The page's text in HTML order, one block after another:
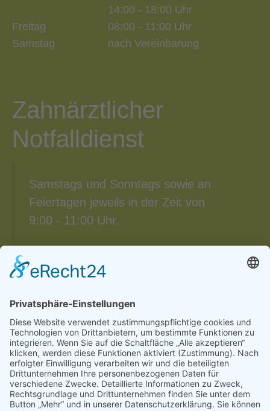
14:00 - 18:00 Uhr
Freitag
08:00 - 11:00 Uhr
Samstag
nach Vereinbarung
Zahnärztlicher
Notfalldienst
Samstags und Sonntags sowie an
Feiertagen jeweils in der Zeit von
9:00 - 11:00 Uhr.
Notfalldienstplan
Notfalldienstplan des Altkreises Löbau der
Landeszahnärztekammer Sachsen:
Notfalldienst Löbau
Den Notfalldienstplan finden Sie auch unter
www.zahnaerzte-in-sachsen.de
unter Patienten > Notdienst > Löbau.